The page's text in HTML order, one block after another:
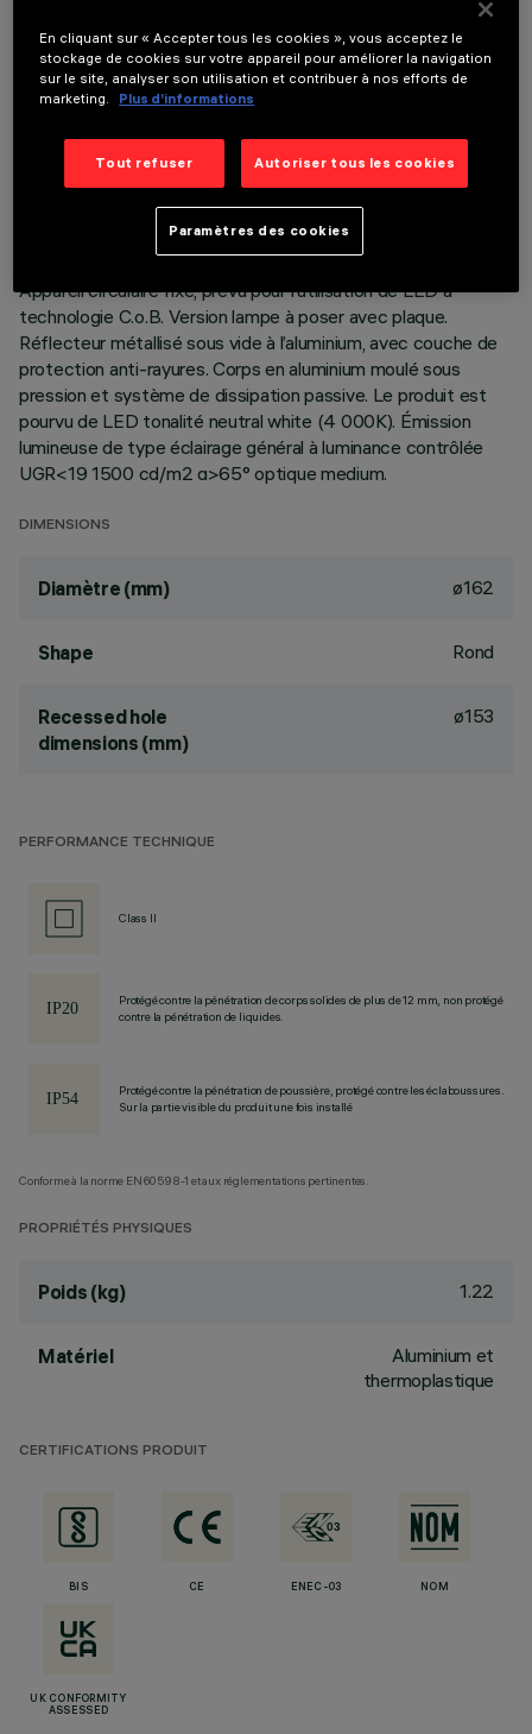
DONNÉES TECHNIQUES
DERNIÈRE MISE À JOUR: 01/08/2026
Appareil circulaire fixe, prévu pour l’utilisation de LED à
technologie C.o.B. Version lampe à poser avec plaque.
Réflecteur métallisé sous vide à l’aluminium, avec couche de
protection anti-rayures. Corps en aluminium moulé sous
pression et système de dissipation passive. Le produit est
pourvu de LED tonalité neutral white (4 000K). Émission
lumineuse de type éclairage général à luminance contrôlée
UGR<19 1500 cd/m2 α>65° optique medium.
DIMENSIONS
Diamètre (mm) ø162
Shape Rond
Recessed hole
dimensions (mm)
ø153
PERFORMANCE TECHNIQUE
Class II
Protégé contre la pénétration de corps solides de plus de 12 mm, non protégé
contre la pénétration de liquides.
Protégé contre la pénétration de poussière, protégé contre les éclaboussures.
Sur la partie visible du produit une fois installé
Conforme à la norme EN60598-1 et aux réglementations pertinentes.
PROPRIÉTÉS PHYSIQUES
Poids (kg) 1.22
Matériel
Aluminium et
thermoplastique
CERTIFICATIONS PRODUIT
BIS CE ENEC-03 NOM
UK CONFORMITY
ASSESSED
En cliquant sur « Accepter tous les cookies », vous acceptez le
stockage de cookies sur votre appareil pour améliorer la navigation
sur le site, analyser son utilisation et contribuer à nos efforts de
marketing.
Plus d’informations
Tout refuser Autoriser tous les cookies
Paramètres des cookies